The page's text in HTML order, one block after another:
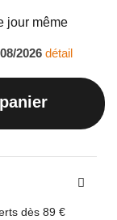
jour même
2026 détail
dès 89 €